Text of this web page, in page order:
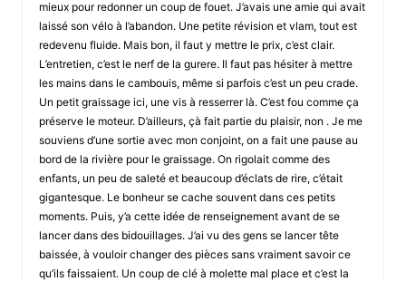
mieux pour redonner un coup de fouet. J’avais une amie qui avait
laissé son vélo à l’abandon. Une petite révision et vlam, tout est
redevenu fluide. Mais bon, il faut y mettre le prix, c’est clair.
L’entretien, c’est le nerf de la gurere. Il faut pas hésiter à mettre
les mains dans le cambouis, même si parfois c’est un peu crade.
Un petit graissage ici, une vis à resserrer là. C’est fou comme ça
préserve le moteur. D’ailleurs, çà fait partie du plaisir, non . Je me
souviens d’une sortie avec mon conjoint, on a fait une pause au
bord de la rivière pour le graissage. On rigolait comme des
enfants, un peu de saleté et beaucoup d’éclats de rire, c’était
gigantesque. Le bonheur se cache souvent dans ces petits
moments. Puis, y’a cette idée de renseignement avant de se
lancer dans des bidouillages. J’ai vu des gens se lancer tête
baissée, à vouloir changer des pièces sans vraiment savoir ce
qu’ils faissaient. Un coup de clé à molette mal place et c’est la